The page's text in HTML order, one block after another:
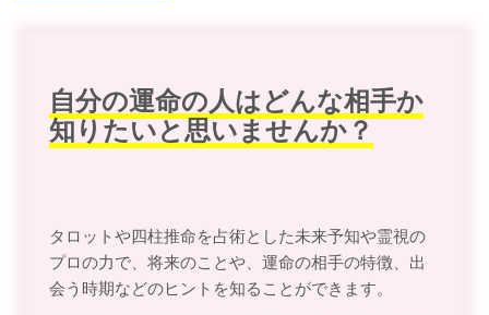
自分の運命の人はどんな相手か
知りたいと思いませんか？
タロットや四柱推命を占術とした未来予知や霊視の
プロの力で、将来のことや、運命の相手の特徴、出
会う時期などのヒントを知ることができます。